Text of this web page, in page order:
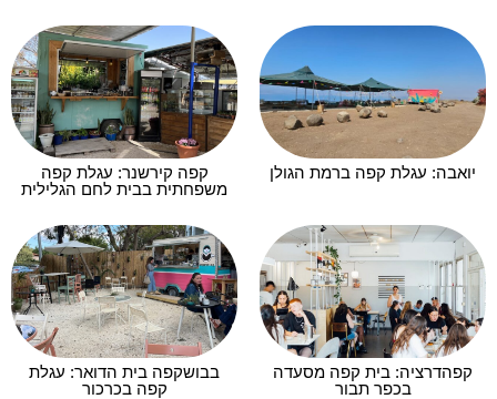
יואבה: עגלת קפה ברמת הגולן
קפה קירשנר: עגלת קפה
משפחתית בבית לחם הגלילית
קפהדרציה: בית קפה מסעדה
בכפר תבור
בבושקפה בית הדואר: עגלת
קפה בכרכור